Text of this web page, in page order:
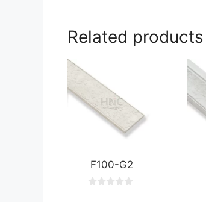
Related products
F100-G2